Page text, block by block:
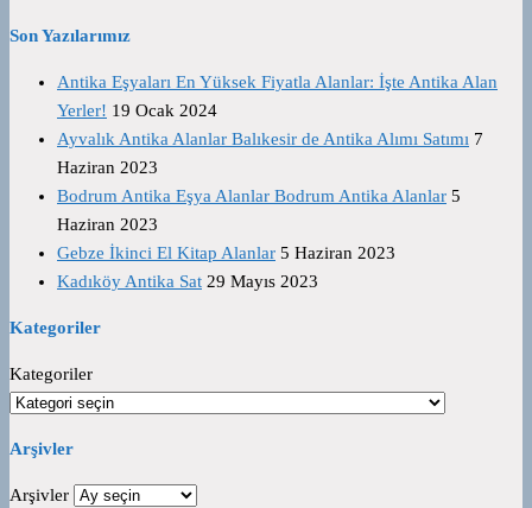
Son Yazılarımız
Antika Eşyaları En Yüksek Fiyatla Alanlar: İşte Antika Alan
Yerler! 19 Ocak 2024
Ayvalık Antika Alanlar Balıkesir de Antika Alımı Satımı 7
Haziran 2023
Bodrum Antika Eşya Alanlar Bodrum Antika Alanlar 5
Haziran 2023
Gebze İkinci El Kitap Alanlar 5 Haziran 2023
Kadıköy Antika Sat 29 Mayıs 2023
Kategoriler
Kategoriler
Arşivler
Arşivler